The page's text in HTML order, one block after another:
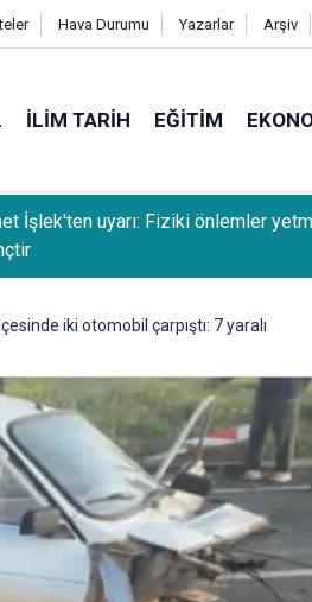
Hava Durumu Yazarlar Arşiv
İLIM TARIH EĞITIM
uyuşmazlıkların
iki otomobil çarpıştı: 7 yaralı